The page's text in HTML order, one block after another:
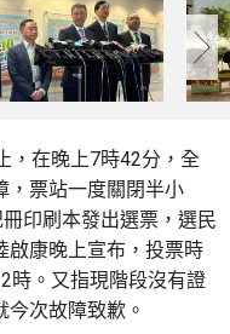
，在晚上7時42分，全
，票站一度關閉半小
印刷本發出選票，選民
啟康晚上宣布，投票時
時。又指現階段沒有證
次故障致歉。